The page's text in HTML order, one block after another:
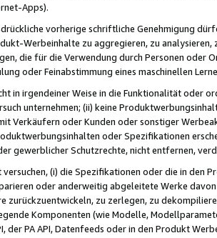
Apps).
vorherige schriftliche Genehmigung
Werbeinhalte zu aggregieren, zu
die für die Verwendung durch Personen
oder Feinabstimmung eines maschinellen
in irgendeiner Weise in die Funktionalität oder
unternehmen; (ii) keine
Verkäufern oder Kunden oder sonstiger
oder Spezifikationen
gewerblicher Schutzrechte, nicht entfernen,
versuchen, (i) die Spezifikationen oder die in
oder anderweitig abgeleitete Werke
zurückzuentwickeln, zu zerlegen, zu
Komponenten (wie Modelle,
der PA API, Datenfeeds oder in den Produkt